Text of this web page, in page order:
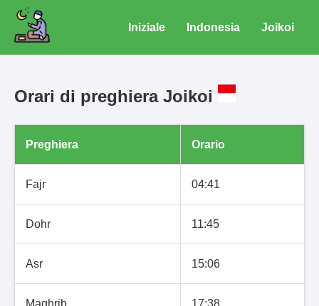
Iniziale Indonesia Joikoi
Orari di preghiera Joikoi
Preghiera Orario
Fajr 04:41
Dohr 11:45
Asr 15:06
Maghrib 17:38